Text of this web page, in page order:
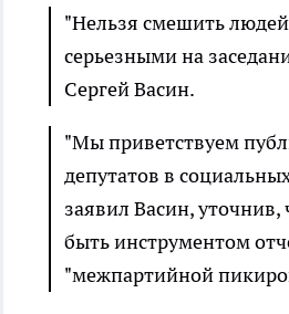
"Нельзя смешить
серьезными на
Сергей Васин.
"Мы приветствуем
депутатов в
заявил Васин,
быть инструментом
"межпартийной